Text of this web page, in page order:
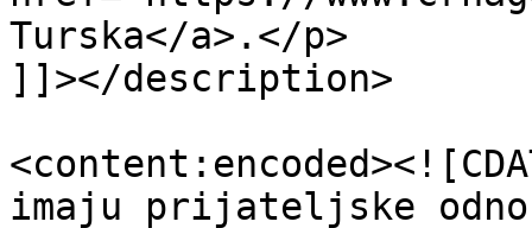
Turska</a>.</p>
]]></description>
imaju prijateljske